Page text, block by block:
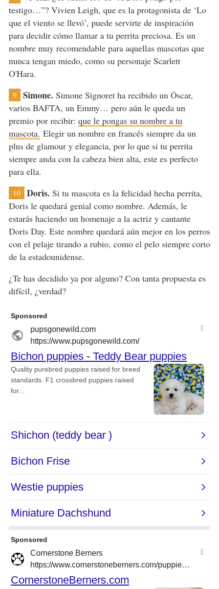
testigo…”? Vivien Leigh, que es la protagonista de ‘Lo
que el viento se llevó’, puede servirte de inspiración
para decidir cómo llamar a tu perrita preciosa. Es un
nombre muy recomendable para aquellas mascotas que
nunca tengan miedo, como su personaje Scarlett
O'Hara.
9 Simone. Simone Signoret ha recibido un Óscar,
varios BAFTA, un Emmy… pero aún le queda un
premio por recibir: que le pongas su nombre a tu
mascota. Elegir un nombre en francés siempre da un
plus de glamour y elegancia, por lo que si tu perrita
siempre anda con la cabeza bien alta, este es perfecto
para ella.
10 Doris. Si tu mascota es la felicidad hecha perrita,
Doris le quedará genial como nombre. Además, le
estarás haciendo un homenaje a la actriz y cantante
Doris Day. Este nombre quedará aún mejor en los perros
con el pelaje tirando a rubio, como el pelo siempre corto
de la estadounidense.
¿Te has decidido ya por alguno? Con tanta propuesta es
difícil, ¿verdad?